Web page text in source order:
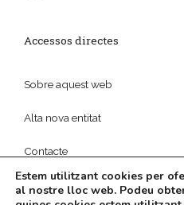
Accessos directes
Sobre aquest web
Alta nova entitat
Contacte
Estem utilitzant cookies per
al nostre lloc web. Podeu